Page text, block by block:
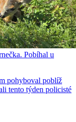
Pobíhal u
pohyboval poblíž
tento týden policisté